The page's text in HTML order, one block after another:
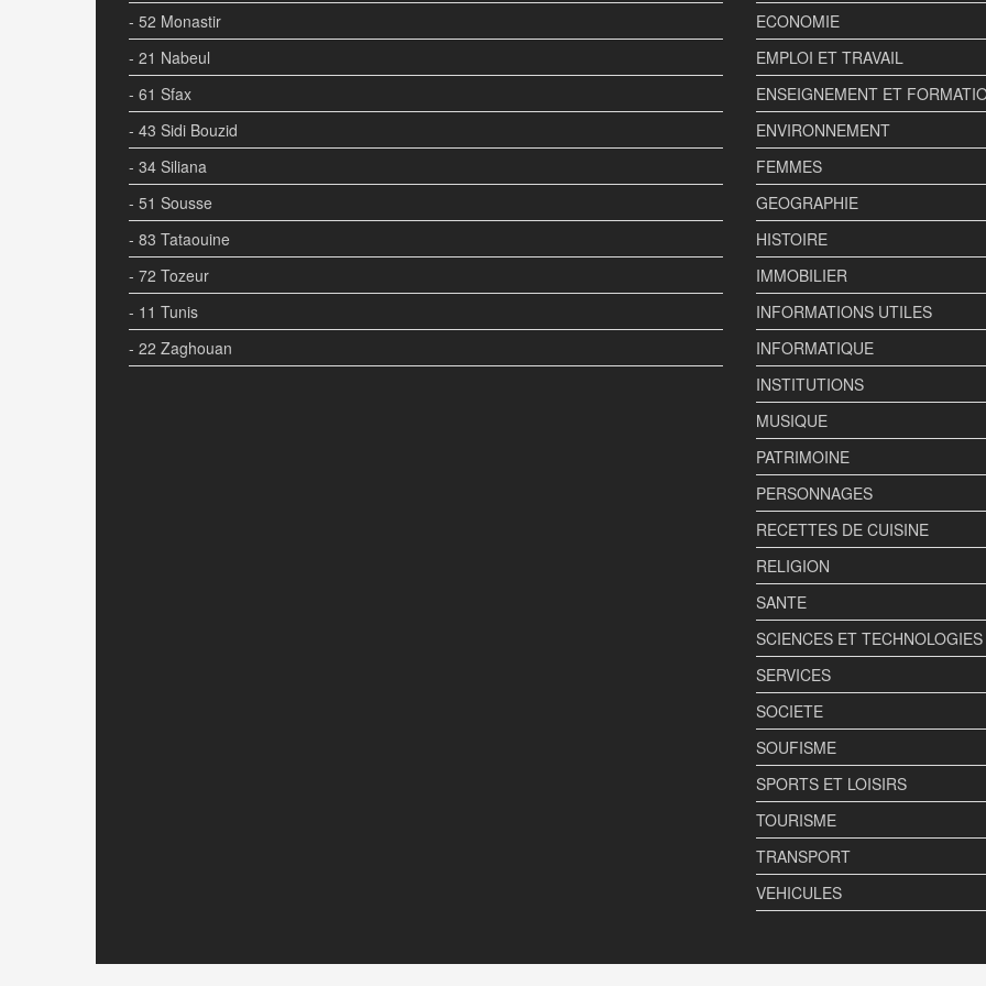
- 52 Monastir
- 21 Nabeul
- 61 Sfax
- 43 Sidi Bouzid
- 34 Siliana
- 51 Sousse
- 83 Tataouine
- 72 Tozeur
- 11 Tunis
- 22 Zaghouan
ECONOMIE
EMPLOI ET TRAVAIL
ENSEIGNEMENT ET
ENVIRONNEMENT
FEMMES
GEOGRAPHIE
HISTOIRE
IMMOBILIER
INFORMATIONS UTILES
INFORMATIQUE
INSTITUTIONS
MUSIQUE
PATRIMOINE
PERSONNAGES
RECETTES DE CUISINE
RELIGION
SANTE
SCIENCES ET TECHNOLOGIES
SERVICES
SOCIETE
SOUFISME
SPORTS ET LOISIRS
TOURISME
TRANSPORT
VEHICULES